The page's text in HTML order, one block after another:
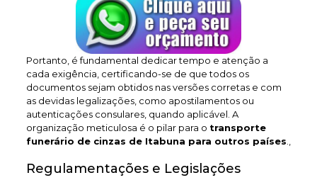
Portanto, é fundamental dedicar tempo e atenção a
cada exigência, certificando-se de que todos os
documentos sejam obtidos nas versões corretas e com
as devidas legalizações, como apostilamentos ou
autenticações consulares, quando aplicável. A
organização meticulosa é o pilar para o transporte
funerário de cinzas de Itabuna para outros países
Regulamentações e Legislações